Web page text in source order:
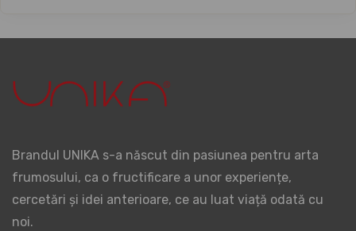
Brandul UNIKA s-a născut din pasiunea pentru arta
frumosului, ca o fructificare a unor experiențe,
cercetări și idei anterioare, ce au luat viață odată cu
noi.